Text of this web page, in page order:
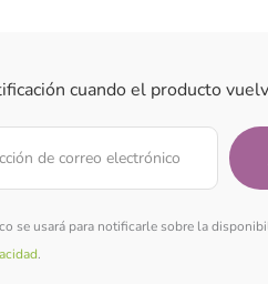
cuando el producto
se usará para notificarle sobre la
.